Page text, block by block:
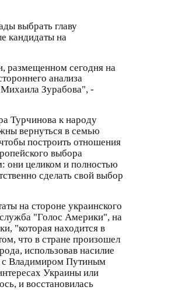
выбрать главу
кандидаты на
размещенном сегодня на
анализа
Зурабова", -
Турчинова к народу
вернуться в семью
построить отношения
выбора
они целиком и полностью
сделать свой выбор
на стороне украинского
"Голос Америки", на
"которая находится в
что в стране произошел
использовав насилие
с Владимиром Путиным
Украины или
и восстановилась